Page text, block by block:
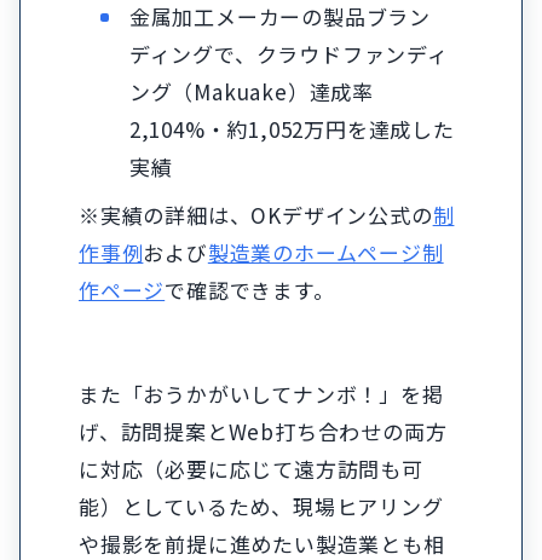
金属加工メーカーの製品ブラン
ディングで、クラウドファンディ
ング（Makuake）達成率
2,104%・約1,052万円を達成した
実績
※実績の詳細は、OKデザイン公式の制
作事例および製造業のホームページ制
作ページで確認できます。
また「おうかがいしてナンボ！」を掲
げ、訪問提案とWeb打ち合わせの両方
に対応（必要に応じて遠方訪問も可
能）としているため、現場ヒアリング
や撮影を前提に進めたい製造業とも相